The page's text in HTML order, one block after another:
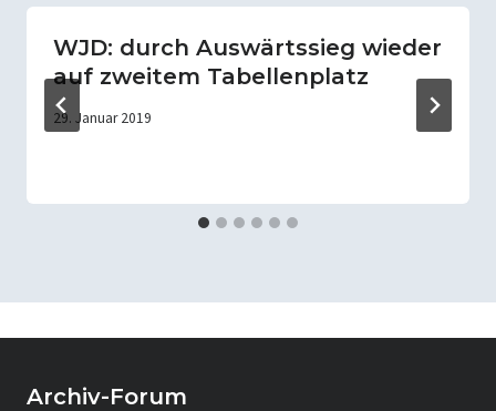
WJD: durch Auswärtssieg wieder
auf zweitem Tabellenplatz
29. Januar 2019
Archiv-Forum